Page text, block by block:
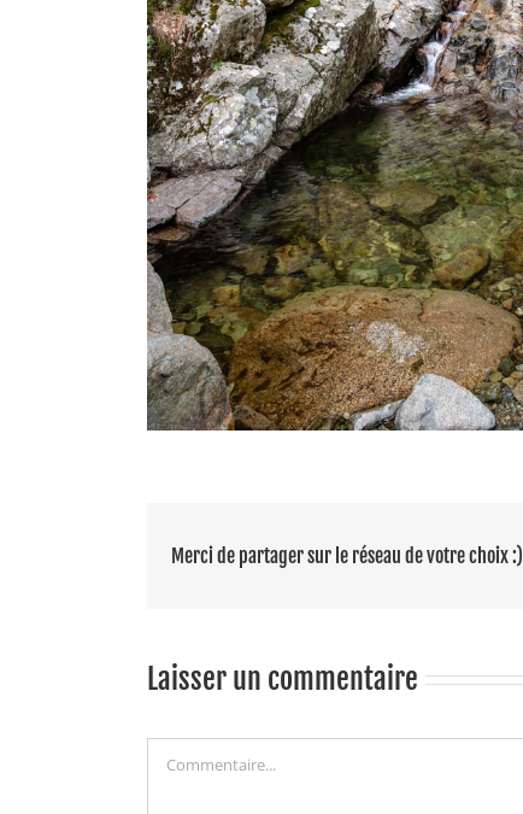
Merci de partager sur le réseau de votre choix :)
Laisser un commentaire